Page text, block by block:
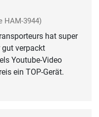
HAM-3944)
hat super
verpackt
Youtube-Video
ein TOP-Gerät.